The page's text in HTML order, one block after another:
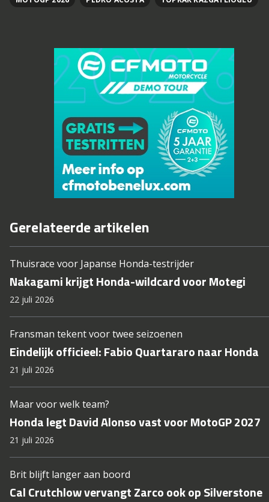
Gerelateerde artikelen
Thuisrace voor Japanse Honda-testrijder
Nakagami krijgt Honda-wildcard voor Motegi
22 juli 2026
Fransman tekent voor twee seizoenen
Eindelijk officieel: Fabio Quartararo naar Honda
21 juli 2026
Maar voor welk team?
Honda legt David Alonso vast voor MotoGP 2027
21 juli 2026
Brit blijft langer aan boord
Cal Crutchlow vervangt Zarco ook op Silverstone